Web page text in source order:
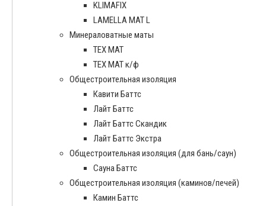
KLIMAFIX
LAMELLA MAT L
Минераловатные маты
ТЕХ МАТ
ТЕХ МАТ к/ф
Общестроительная изоляция
Кавити Баттс
Лайт Баттс
Лайт Баттс Скандик
Лайт Баттс Экстра
Общестроительная изоляция (для бань/саун)
Сауна Баттс
Общестроительная изоляция (каминов/печей)
Камин Баттс